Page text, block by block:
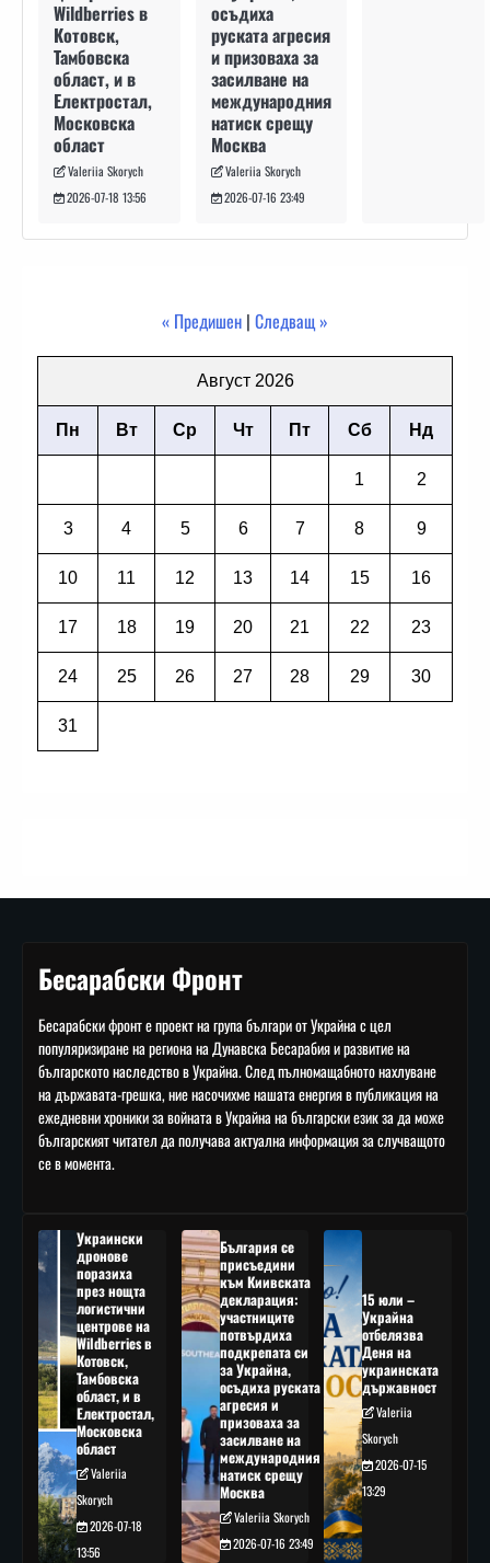
Wildberries в
Котовск,
Тамбовска
област, и в
Електростал,
Московска
област
Valeriia Skorych
2026-07-18 13:56
осъдиха
руската агресия
и призоваха за
засилване на
международния
натиск срещу
Москва
Valeriia Skorych
2026-07-16 23:49
« Предишен | Следващ »
Август 2026
Пн Вт Ср Чт Пт Сб Нд
1 2
3 4 5 6 7 8 9
10 11 12 13 14 15 16
17 18 19 20 21 22 23
24 25 26 27 28 29 30
31
Бесарабски Фронт
Бесарабски фронт е проект на група българи от Украйна с цел
популяризиране на региона на Дунавска Бесарабия и развитие на
българското наследство в Украйна. След пълномащабното нахлуване
на държавата-грешка, ние насочихме нашата енергия в публикация на
ежедневни хроники за войната в Украйна на български език за да може
българският читател да получава актуална информация за случващото
се в момента.
Украински
дронове
поразиха
през нощта
логистични
центрове на
Wildberries в
Котовск,
Тамбовска
област, и в
Електростал,
Московска
област
Valeriia
Skorych
2026-07-18
13:56
България се
присъедини
към Киивската
декларация:
участниците
потвърдиха
подкрепата си
за Украйна,
осъдиха руската
агресия и
призоваха за
засилване на
международния
натиск срещу
Москва
Valeriia Skorych
2026-07-16 23:49
15 юли –
Украйна
отбелязва
Деня на
украинската
държавност
Valeriia
Skorych
2026-07-15
13:29